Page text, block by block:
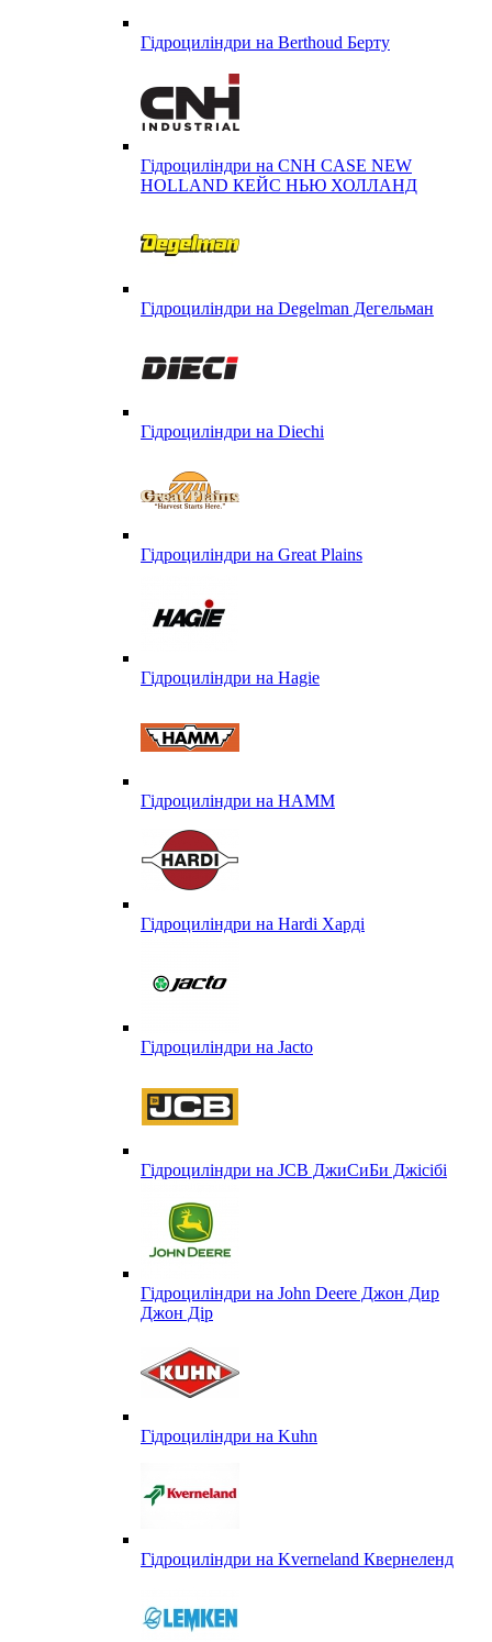
Гідроциліндри на Berthoud Берту
Гідроциліндри на CNH CASE NEW
HOLLAND КЕЙС НЬЮ ХОЛЛАНД
Гідроциліндри на Degelman Дегельман
Гідроциліндри на Diechi
Гідроциліндри на Great Plains
Гідроциліндри на Hagie
Гідроциліндри на HAMM
Гідроциліндри на Hardi Харді
Гідроциліндри на Jacto
Гідроциліндри на JCB ДжиСиБи Джісібі
Гідроциліндри на John Deere Джон Дир
Джон Дір
Гідроциліндри на Kuhn
Гідроциліндри на Kverneland Квернеленд